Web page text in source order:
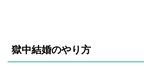
獄中結婚のやり方